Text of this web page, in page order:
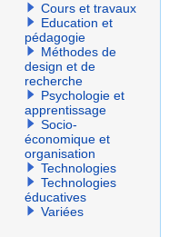
Cours et travaux
Education et
pédagogie
Méthodes de
design et de
recherche
Psychologie et
apprentissage
Socio-
économique et
organisation
Technologies
Technologies
éducatives
Variées